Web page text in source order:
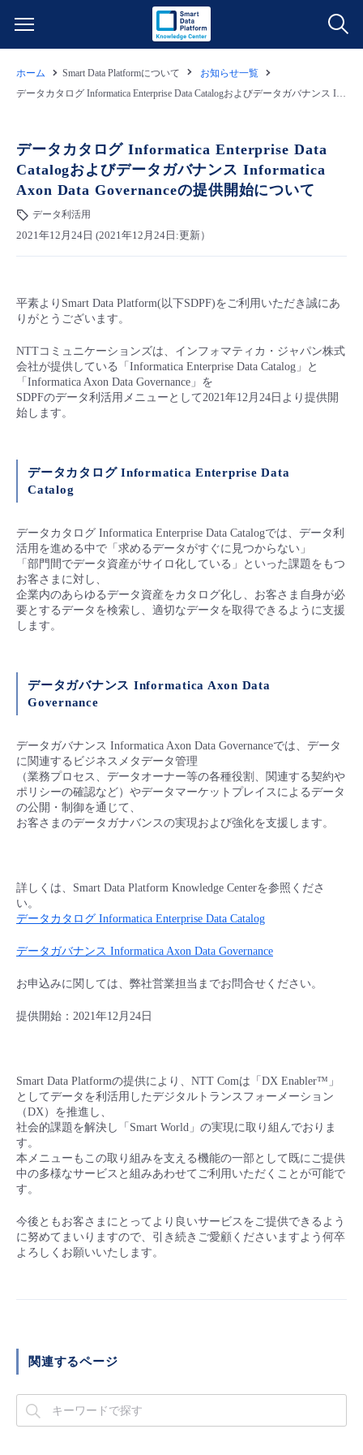
クラウド/サーバー
ネットワーク
モニタリング/監査
サポート
管理機能
データ利活用
クラウド/サーバー
IoT
モニタリング/監査
サポート
料金情報
料金シミュレーター
クラウド/サーバー
ネットワーク
すべてのメニューを見る
ご利用開始ガイド
- 管理機能
■ セットアップガイド
- 新規お申し込み方法
- 登録情報の管理
- APIリファレンス
- クラウド / サーバー
- Flexible InterConnect
- Flexible Remote Access
- バックアップ
- セキュリティ・監査
- データと分析
- マルチクラウド利用
- リモートワーク
- ITインフラストラクチャー
- その他
故障/メンテナンス情報
サービス稼働状況
故障/メンテナンス履歴
パートナー
協業パートナー
脱炭素化
ホーム Smart Data Platformについて
お知らせ一覧
データカタログ Informatica Enterprise Data Catalogおよびデータガバナンス Informatica Axon Data Governanceの提供開始について
データカタログ Informatica Enterprise Data
Catalogおよびデータガバナンス Informatica
Axon Data Governanceの提供開始について
データ利活用
2021年12月24日 (2021年12月24日:更新）
平素よりSmart Data Platform(以下SDPF)をご利用いただき誠にあ
りがとうございます。
NTTコミュニケーションズは、インフォマティカ・ジャパン株式
会社が提供している「Informatica Enterprise Data Catalog」と
「Informatica Axon Data Governance」を
SDPFのデータ利活用メニューとして2021年12月24日より提供開
始します。
データカタログ Informatica Enterprise Data
Catalog
データカタログ Informatica Enterprise Data Catalogでは、データ利
活用を進める中で「求めるデータがすぐに見つからない」
「部門間でデータ資産がサイロ化している」といった課題をもつ
お客さまに対し、
企業内のあらゆるデータ資産をカタログ化し、お客さま自身が必
要とするデータを検索し、適切なデータを取得できるように支援
します。
データガバナンス Informatica Axon Data
Governance
データガバナンス Informatica Axon Data Governanceでは、データ
に関連するビジネスメタデータ管理
（業務プロセス、データオーナー等の各種役割、関連する契約や
ポリシーの確認など）やデータマーケットプレイスによるデータ
の公開・制御を通じて、
お客さまのデータガナバンスの実現および強化を支援します。
詳しくは、Smart Data Platform Knowledge Centerを参照くださ
い。
データカタログ Informatica Enterprise Data Catalog
データガバナンス Informatica Axon Data Governance
お申込みに関しては、弊社営業担当までお問合せください。
提供開始：2021年12月24日
Smart Data Platformの提供により、NTT Comは「DX Enabler™」
としてデータを利活用したデジタルトランスフォーメーション
（DX）を推進し、
社会的課題を解決し「Smart World」の実現に取り組んでおりま
す。
本メニューもこの取り組みを支える機能の一部として既にご提供
中の多様なサービスと組みあわせてご利用いただくことが可能で
す。
今後ともお客さまにとってより良いサービスをご提供できるよう
に努めてまいりますので、引き続きご愛顧くださいますよう何卒
よろしくお願いいたします。
関連するページ